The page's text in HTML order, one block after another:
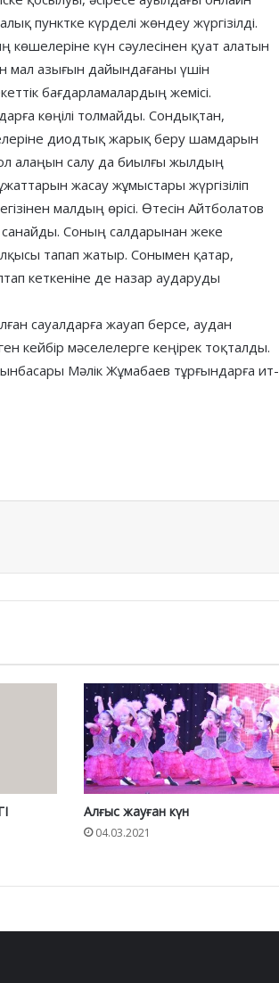
пунктке күрделі жөндеу жүргізілді.
күн сәулесінен қуат алатын
мал азығын дайындағаны үшін
бағдарламалардың жемісі.
көңілі толмайды. Сондықтан,
диодтық жарық беру шамдарын
алаңын салу да биылғы жылдың
жасау жұмыстары жүргізіліп
малдың өрісі. Өтесін Айтболатов
Соның салдарынан жеке
тапап жатыр. Сонымен қатар,
кеткеніне де назар аударуды
сауалдарға жауап берсе, аудан
кейбір мәселелерге кеңірек тоқталды.
Мәлік Жұмабаев тұрғындарға ит-
Алғыс жауған күн
04.03.2021